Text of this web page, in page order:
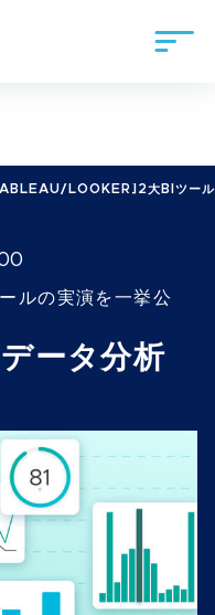
LOOKER]2大BIツール
の実演を一挙公
ータ分析